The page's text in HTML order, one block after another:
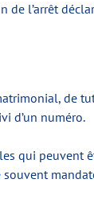
l’arrêt
de
d’un numéro.
qui peuvent